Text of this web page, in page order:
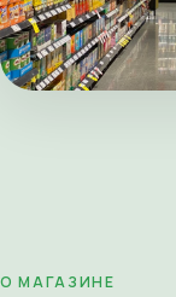
О МАГАЗИНЕ